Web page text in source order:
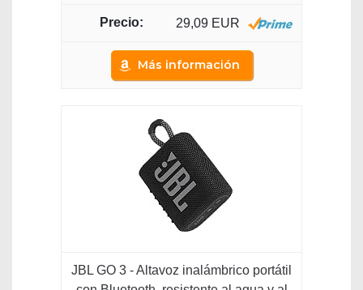
29,09 EUR
Más información
JBL GO 3 - Altavoz inalámbrico portátil